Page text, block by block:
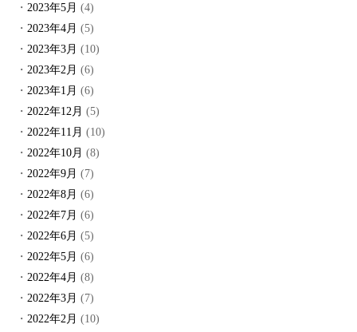
2023年5月 (4)
2023年4月 (5)
2023年3月 (10)
2023年2月 (6)
2023年1月 (6)
2022年12月 (5)
2022年11月 (10)
2022年10月 (8)
2022年9月 (7)
2022年8月 (6)
2022年7月 (6)
2022年6月 (5)
2022年5月 (6)
2022年4月 (8)
2022年3月 (7)
2022年2月 (10)